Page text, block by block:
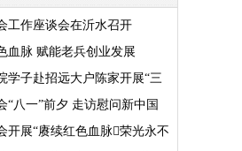
工作座谈会在沂水召开
血脉 赋能老兵创业发展
学子赴招远大户陈家开展“三
专题实践
“八一”前夕 走访慰问新中国
开展“赓续红色血脉荣光永不